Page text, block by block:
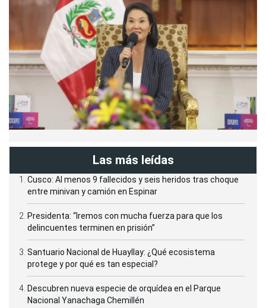
Las más leídas
Cusco: Al menos 9 fallecidos y seis heridos tras choque
entre minivan y camión en Espinar
Presidenta: “Iremos con mucha fuerza para que los
delincuentes terminen en prisión”
Santuario Nacional de Huayllay: ¿Qué ecosistema
protege y por qué es tan especial?
Descubren nueva especie de orquídea en el Parque
Nacional Yanachaga Chemillén